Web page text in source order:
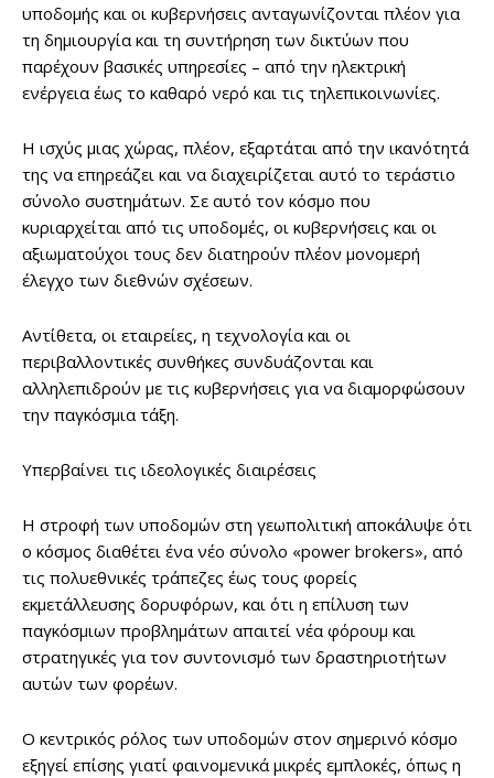
υποδομής και οι κυβερνήσεις ανταγωνίζονται πλέον για
τη δημιουργία και τη συντήρηση των δικτύων που
παρέχουν βασικές υπηρεσίες – από την ηλεκτρική
ενέργεια έως το καθαρό νερό και τις τηλεπικοινωνίες.
Η ισχύς μιας χώρας, πλέον, εξαρτάται από την ικανότητά
της να επηρεάζει και να διαχειρίζεται αυτό το τεράστιο
σύνολο συστημάτων. Σε αυτό τον κόσμο που
κυριαρχείται από τις υποδομές, οι κυβερνήσεις και οι
αξιωματούχοι τους δεν διατηρούν πλέον μονομερή
έλεγχο των διεθνών σχέσεων.
Αντίθετα, οι εταιρείες, η τεχνολογία και οι
περιβαλλοντικές συνθήκες συνδυάζονται και
αλληλεπιδρούν με τις κυβερνήσεις για να διαμορφώσουν
την παγκόσμια τάξη.
Υπερβαίνει τις ιδεολογικές διαιρέσεις
Η στροφή των υποδομών στη γεωπολιτική αποκάλυψε ότι
ο κόσμος διαθέτει ένα νέο σύνολο «power brokers», από
τις πολυεθνικές τράπεζες έως τους φορείς
εκμετάλλευσης δορυφόρων, και ότι η επίλυση των
παγκόσμιων προβλημάτων απαιτεί νέα φόρουμ και
στρατηγικές για τον συντονισμό των δραστηριοτήτων
αυτών των φορέων.
Ο κεντρικός ρόλος των υποδομών στον σημερινό κόσμο
εξηγεί επίσης γιατί φαινομενικά μικρές εμπλοκές, όπως η